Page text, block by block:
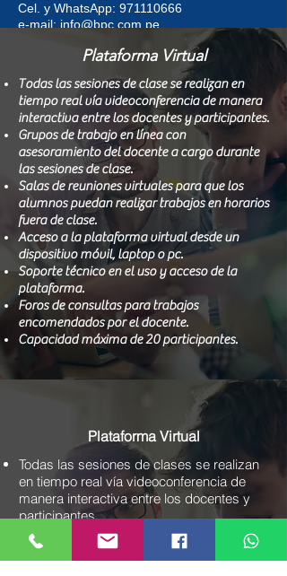
Cel. y WhatsApp: 971110666
e-mail: info@bpc.com.pe
Plataforma Virtual
Todas las sesiones de clase se realizan en
tiempo real vía videoconferencia de manera
interactiva entre los docentes y participantes.
Grupos de trabajo en línea con
asesoramiento del docente a cargo durante
las sesiones de clase.
Salas de reuniones virtuales para que los
alumnos puedan realizar trabajos en horarios
fuera de clase.
Acceso a la plataforma virtual desde un
dispositivo móvil, laptop o pc.
Soporte técnico en el uso y acceso de la
plataforma.
Foros de consultas para trabajos
encomendados por el docente.
Capacidad máxima de 20 participantes.
Plataforma Virtual
Todas las sesiones de clases se realizan
en tiempo real vía videoconferencia de
manera interactiva entre los docentes y
participantes.
Grupos de trabajo en línea con
asesoramiento del docente a cargo
durante las sesiones de clase.